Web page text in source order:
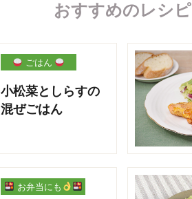
おすすめのレシピ
ごはん
小松菜としらすの
混ぜごはん
お弁当にも